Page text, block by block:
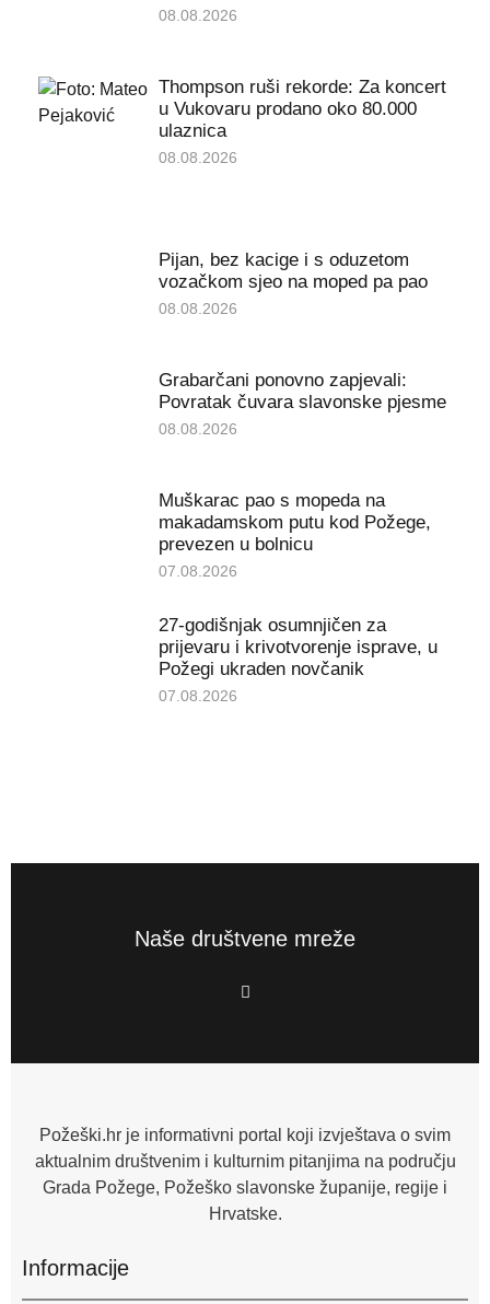
08.08.2026
Thompson ruši rekorde: Za koncert
u Vukovaru prodano oko 80.000
ulaznica
08.08.2026
Pijan, bez kacige i s oduzetom
vozačkom sjeo na moped pa pao
08.08.2026
Grabarčani ponovno zapjevali:
Povratak čuvara slavonske pjesme
08.08.2026
Muškarac pao s mopeda na
makadamskom putu kod Požege,
prevezen u bolnicu
07.08.2026
27-godišnjak osumnjičen za
prijevaru i krivotvorenje isprave, u
Požegi ukraden novčanik
07.08.2026
Naše društvene mreže
F
a
o
f
Požeški.hr je informativni portal koji izvještava o svim
aktualnim društvenim i kulturnim pitanjima na području
Grada Požege, Požeško slavonske županije, regije i
Hrvatske.
Informacije